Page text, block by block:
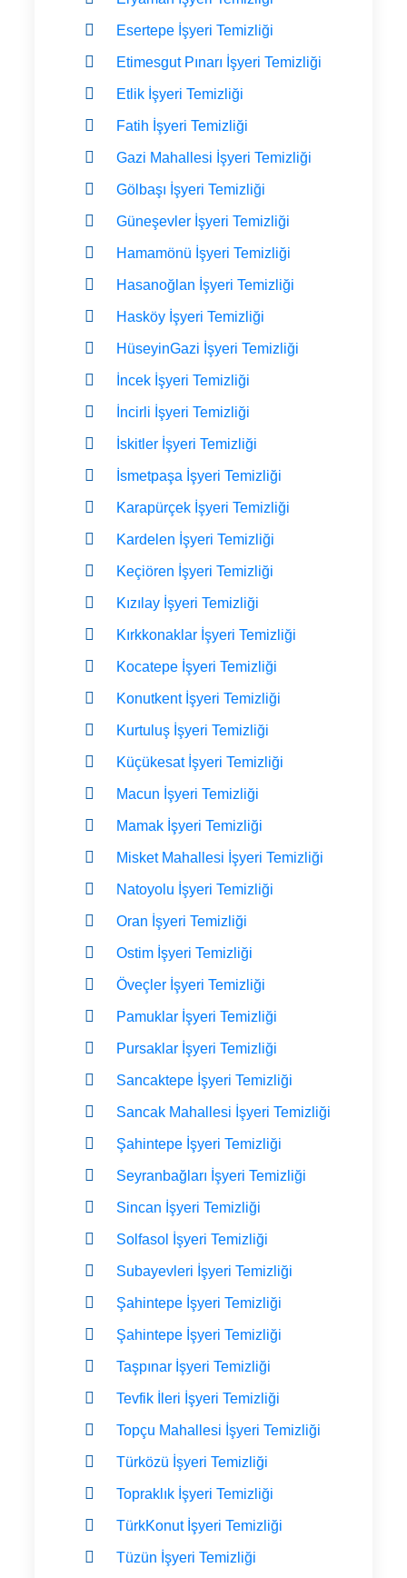
Esertepe İşyeri Temizliği
Etimesgut Pınarı İşyeri Temizliği
Etlik İşyeri Temizliği
Fatih İşyeri Temizliği
Gazi Mahallesi İşyeri Temizliği
Gölbaşı İşyeri Temizliği
Güneşevler İşyeri Temizliği
Hamamönü İşyeri Temizliği
Hasanoğlan İşyeri Temizliği
Hasköy İşyeri Temizliği
HüseyinGazi İşyeri Temizliği
İncek İşyeri Temizliği
İncirli İşyeri Temizliği
İskitler İşyeri Temizliği
İsmetpaşa İşyeri Temizliği
Karapürçek İşyeri Temizliği
Kardelen İşyeri Temizliği
Keçiören İşyeri Temizliği
Kızılay İşyeri Temizliği
Kırkkonaklar İşyeri Temizliği
Kocatepe İşyeri Temizliği
Konutkent İşyeri Temizliği
Kurtuluş İşyeri Temizliği
Küçükesat İşyeri Temizliği
Macun İşyeri Temizliği
Mamak İşyeri Temizliği
Misket Mahallesi İşyeri Temizliği
Natoyolu İşyeri Temizliği
Oran İşyeri Temizliği
Ostim İşyeri Temizliği
Öveçler İşyeri Temizliği
Pamuklar İşyeri Temizliği
Pursaklar İşyeri Temizliği
Sancaktepe İşyeri Temizliği
Sancak Mahallesi İşyeri Temizliği
Şahintepe İşyeri Temizliği
Seyranbağları İşyeri Temizliği
Sincan İşyeri Temizliği
Solfasol İşyeri Temizliği
Subayevleri İşyeri Temizliği
Şahintepe İşyeri Temizliği
Şahintepe İşyeri Temizliği
Taşpınar İşyeri Temizliği
Tevfik İleri İşyeri Temizliği
Topçu Mahallesi İşyeri Temizliği
Türközü İşyeri Temizliği
Topraklık İşyeri Temizliği
TürkKonut İşyeri Temizliği
Tüzün İşyeri Temizliği